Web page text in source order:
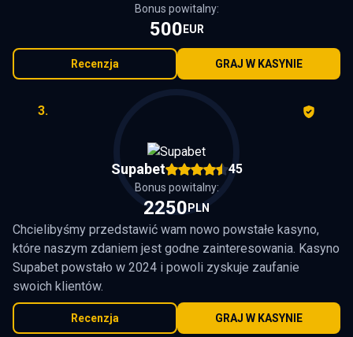
Bonus powitalny:
500 EUR
Recenzja GRAJ W KASYNIE
3.
Supabet 45
Bonus powitalny:
2250 PLN
Chcielibyśmy przedstawić wam nowo powstałe kasyno,
które naszym zdaniem jest godne zainteresowania. Kasyno
Supabet powstało w 2024 i powoli zyskuje zaufanie
swoich klientów.
Recenzja GRAJ W KASYNIE